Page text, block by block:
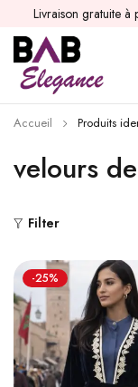
Livraison gratuite
velours
Accueil Produits
Filter
-25%